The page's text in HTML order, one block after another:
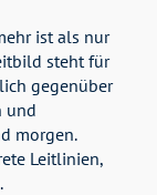
ist als nur
steht für
gegenüber
und
morgen.
Leitlinien,